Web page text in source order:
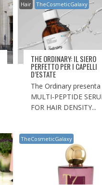
Hair TheCosmeticGalaxy
THE ORDINARY: IL SIERO
PERFETTO PER I CAPELLI
D’ESTATE
The Ordinary
MULTI-PEPTIDE
FOR HAIR DENSITY...
TheCosmeticGalaxy